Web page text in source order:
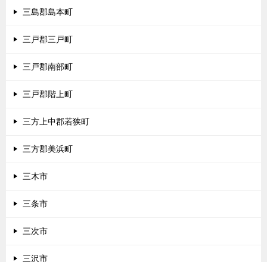
三島郡島本町
三戸郡三戸町
三戸郡南部町
三戸郡階上町
三方上中郡若狭町
三方郡美浜町
三木市
三条市
三次市
三沢市